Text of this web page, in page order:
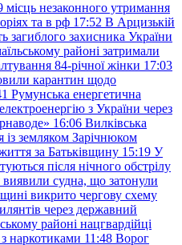
місць незаконного утримання
та в рф 17:52 В Арцизькій
загиблого захисника України
районі затримали
84-річної жінки 17:03
карантин щодо
Румунська енергетична
з України через
16:06 Вилківська
земляком Зарічнюком
за Батьківщину 15:19 У
після нічного обстрілу
виявили судна, що затонули
викрито чергову схему
через державний
районі нацгвардійці
наркотиками 11:48 Ворог